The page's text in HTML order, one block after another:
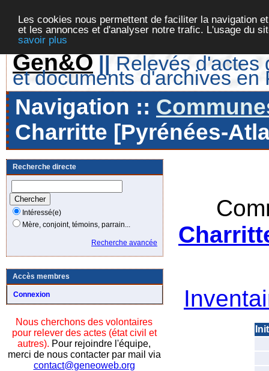
Les cookies nous permettent de faciliter la navigation
et les annonces et d'analyser notre trafic. L'usage du
savoir plus
Gen&O || Relevés d'actes
et documents d'archives en
Navigation ::
Charritte [Pyrénées-
Recherche directe
Intéressé(e)
Mère, conjoint, témoins, parrain...
Recherche avancée
Accès membres
Connexion
Nous cherchons des volontaires
pour relever des actes (état civil et
autres). Pour rejoindre l'équipe,
merci de nous contacter par mail via
contact@geneoweb.org